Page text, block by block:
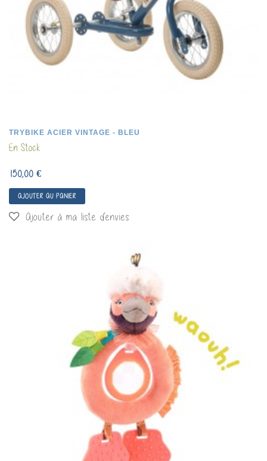
TRYBIKE ACIER VINTAGE - BLEU
En Stock
150,00 €
AJOUTER AU PANIER
Ajouter à ma liste d'envies